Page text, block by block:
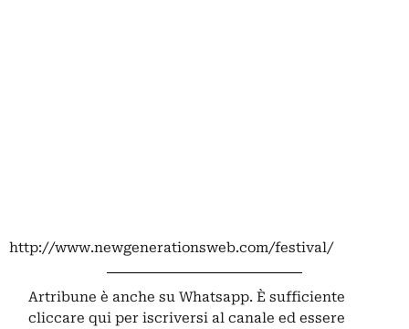
http://www.newgenerationsweb.com/festival/
Artribune è anche su Whatsapp. È sufficiente
cliccare qui per iscriversi al canale ed essere